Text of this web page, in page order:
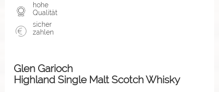
hohe
Qualität
sicher
zahlen
Glen Garioch
Highland Single Malt Scotch Whisky